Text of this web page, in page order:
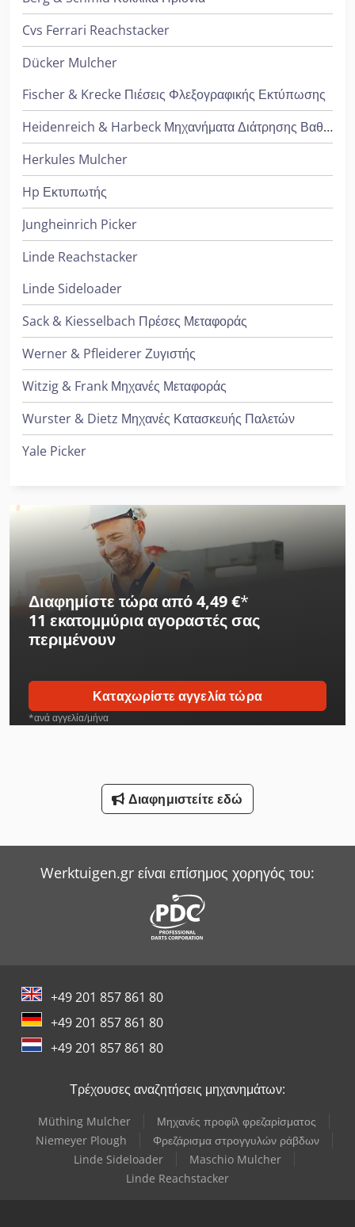
Cvs Ferrari Reachstacker
Dücker Mulcher
Fischer & Krecke Πιέσεις Φλεξογραφικής Εκτύπωσης
Heidenreich & Harbeck Μηχανήματα Διάτρησης Βαθιάς Οπής
Herkules Mulcher
Hp Εκτυπωτής
Jungheinrich Picker
Linde Reachstacker
Linde Sideloader
Sack & Kiesselbach Πρέσες Μεταφοράς
Werner & Pfleiderer Ζυγιστής
Witzig & Frank Μηχανές Μεταφοράς
Wurster & Dietz Μηχανές Κατασκευής Παλετών
Yale Picker
Διαφημίστε τώρα από 4,49 €*
11 εκατομμύρια αγοραστέςσας
περιμένουν
Καταχωρίστε αγγελία τώρα
*ανά αγγελία/μήνα
Διαφημιστείτε εδώ
Werktuigen.gr είναι επίσημος χορηγός του:
+49 201 857 861 80
+49 201 857 861 80
+49 201 857 861 80
Τρέχουσες αναζητήσεις μηχανημάτων:
Müthing Mulcher
Μηχανές προφίλ φρεζαρίσματος
Niemeyer Plough
Φρεζάρισμα στρογγυλών ράβδων
Linde Sideloader
Maschio Mulcher
Linde Reachstacker